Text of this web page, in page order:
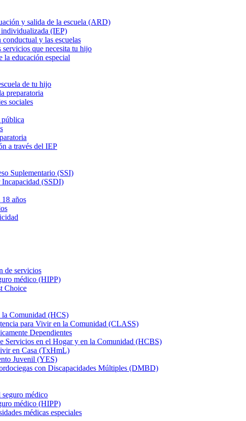
y salida de la escuela (ARD)
(IEP)
y las escuelas
que necesita tu hijo
la educación especial
de tu hijo
preparatoria
sociales
a través del IEP
Suplementario (SSI)
(SSDI)
años
de servicios
médico (HIPP)
Choice
la Comunidad (HCS)
para Vivir en la Comunidad (CLASS)
Dependientes
Servicios en el Hogar y en la Comunidad (HCBS)
en Casa (TxHmL)
Juvenil (YES)
con Discapacidades Múltiples (DMBD)
médico
médico (HIPP)
médicas especiales